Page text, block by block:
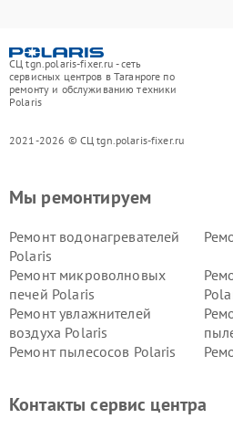
СЦ tgn.polaris-fixer.ru - сеть
сервисных центров в Таганроге по
ремонту и обслуживанию техники
Polaris
2021-2026 © СЦ tgn.polaris-fixer.ru
Мы ремонтируем
Ремонт водонагревателей
Polaris
Ремонт микроволновых
печей Polaris
Ремонт увлажнителей
воздуха Polaris
Ремонт пылесосов Polaris
Контакты сервис центра